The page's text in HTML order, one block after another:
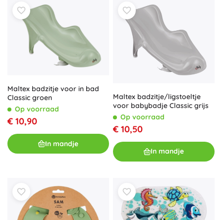
Maltex badzitje voor in bad
Classic groen
Op voorraad
€ 10,90
In mandje
Maltex badzitje/ligstoeltje
voor babybadje Classic grijs
Op voorraad
€ 10,50
In mandje